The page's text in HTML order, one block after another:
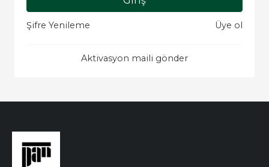
Şifre Yenileme Üye ol
Aktivasyon maili gönder